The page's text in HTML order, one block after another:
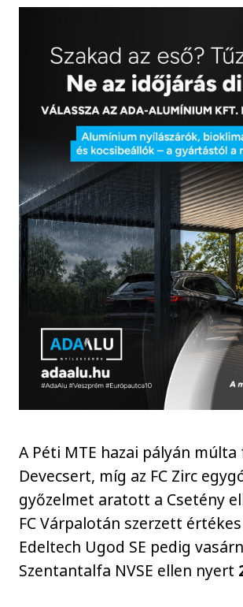
A Péti MTE hazai pályán múlta
Devecsert, míg az FC Zirc
győzelmet aratott a Csetény
FC Várpalotán szerzett
Edeltech Ugod SE pedig
Szentantalfa NVSE ellen nyert